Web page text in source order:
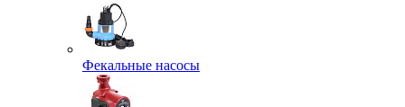
Фекальные насосы